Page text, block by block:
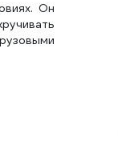
Он